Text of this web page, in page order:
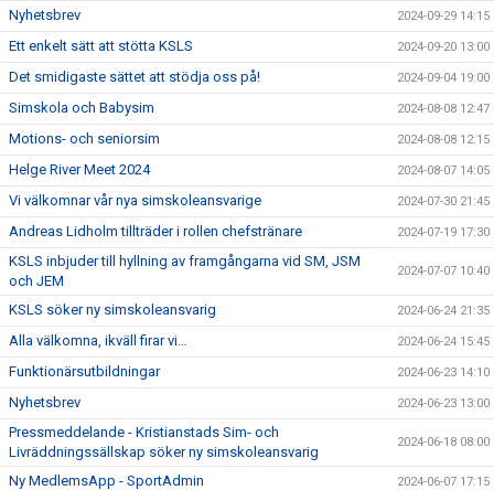
Nyhetsbrev 2024-09-29 14:15
Ett enkelt sätt att stötta KSLS 2024-09-20 13:00
Det smidigaste sättet att stödja oss på! 2024-09-04 19:00
Simskola och Babysim 2024-08-08 12:47
Motions- och seniorsim 2024-08-08 12:15
Helge River Meet 2024 2024-08-07 14:05
Vi välkomnar vår nya simskoleansvarige 2024-07-30 21:45
Andreas Lidholm tillträder i rollen chefstränare 2024-07-19 17:30
KSLS inbjuder till hyllning av framgångarna vid SM, JSM
och JEM
2024-07-07 10:40
KSLS söker ny simskoleansvarig 2024-06-24 21:35
Alla välkomna, ikväll firar vi… 2024-06-24 15:45
Funktionärsutbildningar 2024-06-23 14:10
Nyhetsbrev 2024-06-23 13:00
Pressmeddelande - Kristianstads Sim- och
Livräddningssällskap söker ny simskoleansvarig
2024-06-18 08:00
Ny MedlemsApp - SportAdmin 2024-06-07 17:15